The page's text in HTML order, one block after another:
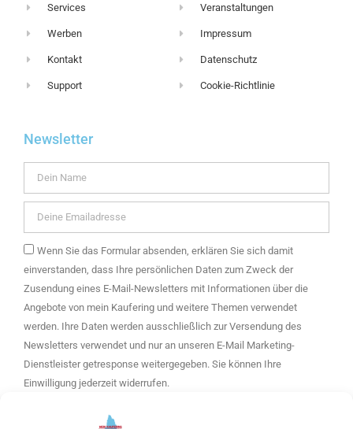
Services
Werben
Kontakt
Support
Veranstaltungen
Impressum
Datenschutz
Cookie-Richtlinie
Newsletter
Wenn Sie das Formular absenden, erklären Sie sich damit
einverstanden, dass Ihre persönlichen Daten zum Zweck der
Zusendung eines E-Mail-Newsletters mit Informationen über die
Angebote von mein Kaufering und weitere Themen verwendet
werden. Ihre Daten werden ausschließlich zur Versendung des
Newsletters verwendet und nur an unseren E-Mail Marketing-
Dienstleister getresponse weitergegeben. Sie können Ihre
Einwilligung jederzeit widerrufen.
Bitte hier klicken, um die Marketing-Cookies zu akzeptieren